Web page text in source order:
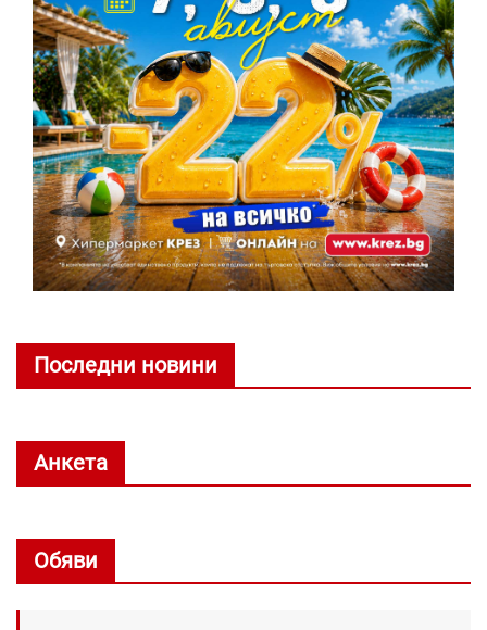
Последни новини
Анкета
Обяви